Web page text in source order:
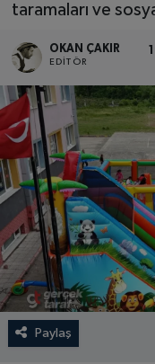
taramaları ve
OKAN ÇAKIR
EDITÖR
Paylaş
YAŞAM
YEMEK